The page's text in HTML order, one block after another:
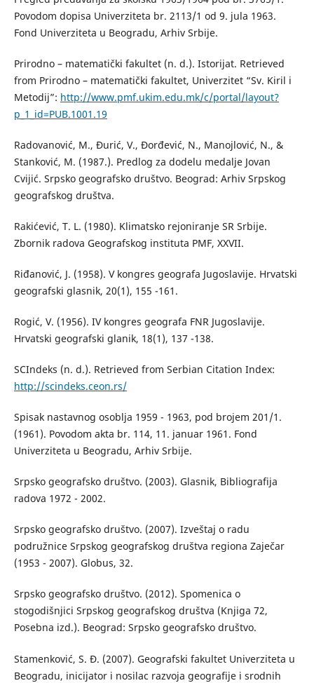
Povodom dopisa Univerziteta br. 2113/1 od 9. jula 1963.
Fond Univerziteta u Beogradu, Arhiv Srbije.
Prirodno – matematički fakultet (n. d.). Istorijat. Retrieved
from Prirodno – matematički fakultet, Univerzitet “Sv. Kiril i
Metodij”: http://www.pmf.ukim.edu.mk/c/portal/layout?
p_1_id=PUB.1001.19
Radovanović, M., Đurić, V., Đorđević, N., Manojlović, N., &
Stanković, M. (1987.). Predlog za dodelu medalje Jovan
Cvijić. Srpsko geografsko društvo. Beograd: Arhiv Srpskog
geografskog društva.
Rakićević, T. L. (1980). Klimatsko rejoniranje SR Srbije.
Zbornik radova Geografskog instituta PMF, XXVII.
Riđanović, J. (1958). V kongres geografa Jugoslavije. Hrvatski
geografski glasnik, 20(1), 155 -161.
Rogić, V. (1956). IV kongres geografa FNR Jugoslavije.
Hrvatski geografski glanik, 18(1), 137 -138.
SCIndeks (n. d.). Retrieved from Serbian Citation Index:
http://scindeks.ceon.rs/
Spisak nastavnog osoblja 1959 - 1963, pod brojem 201/1.
(1961). Povodom akta br. 114, 11. januar 1961. Fond
Univerziteta u Beogradu, Arhiv Srbije.
Srpsko geografsko društvo. (2003). Glasnik, Bibliografija
radova 1972 - 2002.
Srpsko geografsko društvo. (2007). Izveštaj o radu
podružnice Srpskog geografskog društva regiona Zaječar
(1953 - 2007). Globus, 32.
Srpsko geografsko društvo. (2012). Spomenica о
stogodišnjici Srpskog geografskog društva (Knjiga 72,
Posebna izd.). Beograd: Srpsko geografsko društvo.
Stamenković, S. Đ. (2007). Geografski fakultet Univerziteta u
Beogradu, inicijator i nosilac razvoja geografije i srodnih